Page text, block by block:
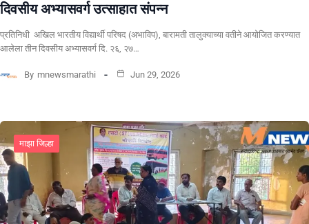
दिवसीय अभ्यासवर्ग उत्साहात संपन्न
प्रतिनिधी अखिल भारतीय विद्यार्थी परिषद (अभाविप), बारामती तालुक्याच्या वतीने आयोजित करण्यात
आलेला तीन दिवसीय अभ्यासवर्ग दि. २६, २७…
By mnewsmarathi Jun 29, 2026
माझा जिल्हा